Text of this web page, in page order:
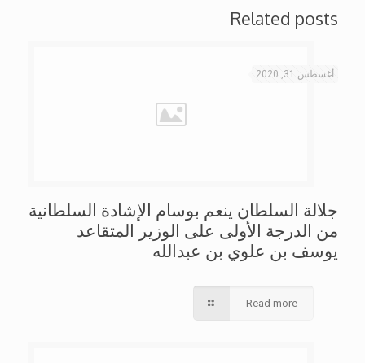
Related posts
أغسطس 31, 2020
جلالة السلطان ينعم بوسام الإشادة السلطانية
من الدرجة الأولى على الوزير المتقاعد
يوسف بن علوي بن عبدالله
Read more